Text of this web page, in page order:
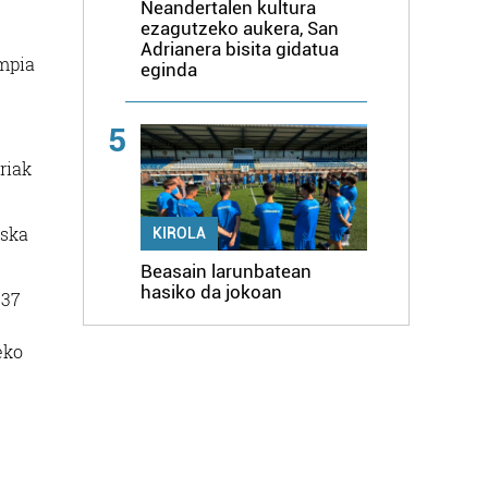
Neandertalen kultura
ezagutzeko aukera, San
Adrianera bisita gidatua
eginda
5
KIROLA
Beasain larunbatean
hasiko da jokoan